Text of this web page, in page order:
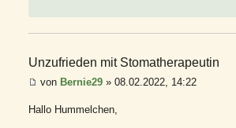
Unzufrieden mit Stomatherapeutin
von Bernie29 » 08.02.2022, 14:22
Hallo Hummelchen,